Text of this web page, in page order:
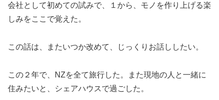
会社として初めての試みで、１から、モノを作り上げる楽
しみをここで覚えた。
この話は、またいつか改めて、じっくりお話ししたい。
この２年で、NZを全て旅行した。また現地の人と一緒に
住みたいと、シェアハウスで過ごした。